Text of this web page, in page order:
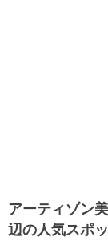
アーティゾン
辺の人気スポ